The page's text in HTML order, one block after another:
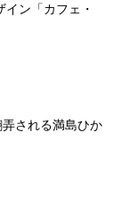
ン「カフェ・
弄される満島ひか